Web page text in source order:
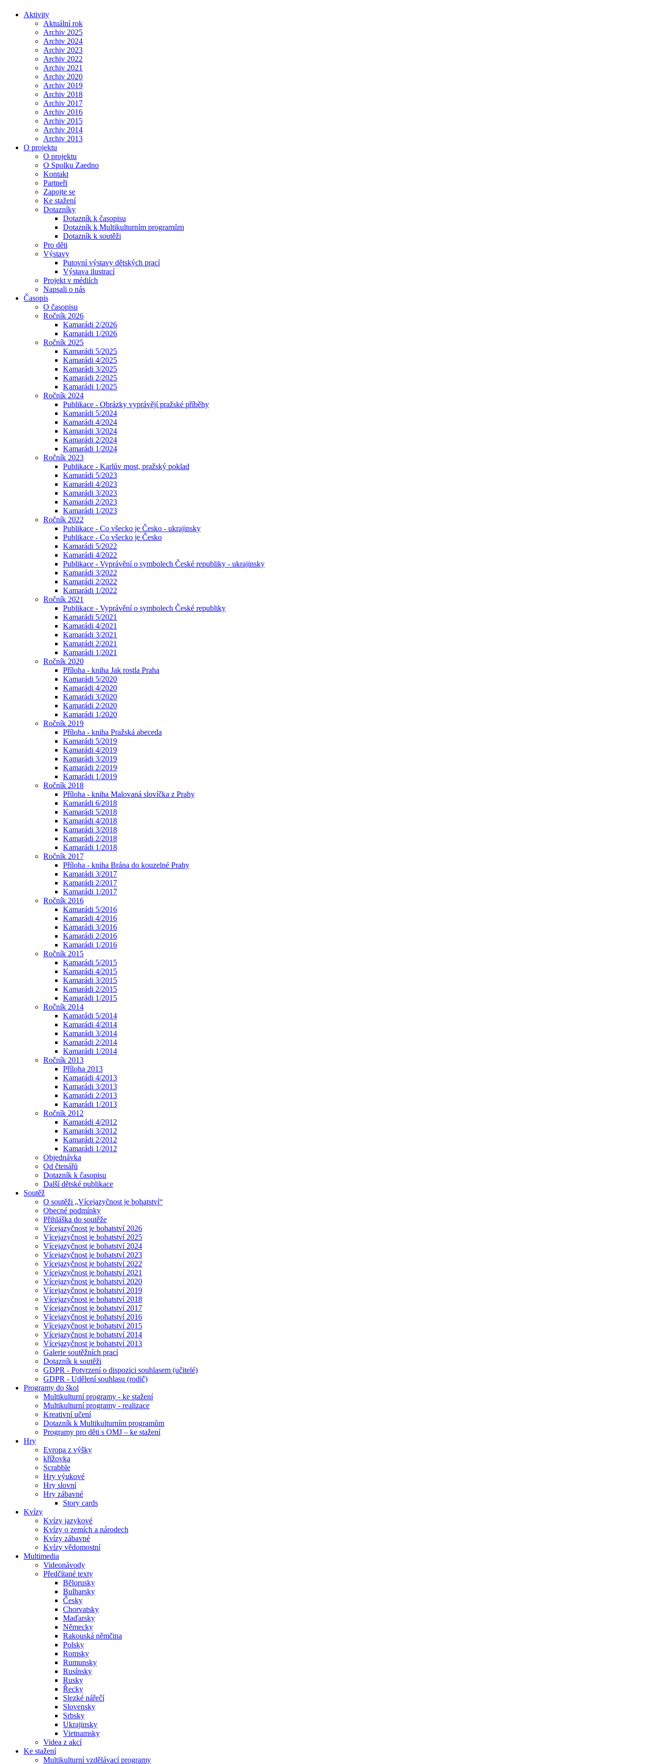
Aktivity
Aktuální rok
Archiv 2025
Archiv 2024
Archiv 2023
Archiv 2022
Archiv 2021
Archiv 2020
Archiv 2019
Archiv 2018
Archiv 2017
Archiv 2016
Archiv 2015
Archiv 2014
Archiv 2013
O projektu
O projektu
O Spolku Zaedno
Kontakt
Partneři
Zapojte se
Ke stažení
Dotazníky
Dotazník k časopisu
Dotazník k Multikulturním programům
Dotazník k soutěži
Pro děti
Výstavy
Putovní výstavy dětských prací
Výstava ilustrací
Projekt v médiích
Napsali o nás
Časopis
O časopisu
Ročník 2026
Kamarádi 2/2026
Kamarádi 1/2026
Ročník 2025
Kamarádi 5/2025
Kamarádi 4/2025
Kamarádi 3/2025
Kamarádi 2/2025
Kamarádi 1/2025
Ročník 2024
Publikace - Obrázky vyprávějí pražské příběhy
Kamarádi 5/2024
Kamarádi 4/2024
Kamarádi 3/2024
Kamarádi 2/2024
Kamarádi 1/2024
Ročník 2023
Publikace - Karlův most, pražský poklad
Kamarádi 5/2023
Kamarádi 4/2023
Kamarádi 3/2023
Kamarádi 2/2023
Kamarádi 1/2023
Ročník 2022
Publikace - Co všecko je Česko - ukrajinsky
Publikace - Co všecko je Česko
Kamarádi 5/2022
Kamarádi 4/2022
Publikace - Vyprávění o symbolech České republiky - ukrajinsky
Kamarádi 3/2022
Kamarádi 2/2022
Kamarádi 1/2022
Ročník 2021
Publikace - Vyprávění o symbolech České republiky
Kamarádi 5/2021
Kamarádi 4/2021
Kamarádi 3/2021
Kamarádi 2/2021
Kamarádi 1/2021
Ročník 2020
Příloha - kniha Jak rostla Praha
Kamarádi 5/2020
Kamarádi 4/2020
Kamarádi 3/2020
Kamarádi 2/2020
Kamarádi 1/2020
Ročník 2019
Příloha - kniha Pražská abeceda
Kamarádi 5/2019
Kamarádi 4/2019
Kamarádi 3/2019
Kamarádi 2/2019
Kamarádi 1/2019
Ročník 2018
Příloha - kniha Malovaná slovíčka z Prahy
Kamarádi 6/2018
Kamarádi 5/2018
Kamarádi 4/2018
Kamarádi 3/2018
Kamarádi 2/2018
Kamarádi 1/2018
Ročník 2017
Příloha - kniha Brána do kouzelné Prahy
Kamarádi 3/2017
Kamarádi 2/2017
Kamarádi 1/2017
Ročník 2016
Kamarádi 5/2016
Kamarádi 4/2016
Kamarádi 3/2016
Kamarádi 2/2016
Kamarádi 1/2016
Ročník 2015
Kamarádi 5/2015
Kamarádi 4/2015
Kamarádi 3/2015
Kamarádi 2/2015
Kamarádi 1/2015
Ročník 2014
Kamarádi 5/2014
Kamarádi 4/2014
Kamarádi 3/2014
Kamarádi 2/2014
Kamarádi 1/2014
Ročník 2013
Příloha 2013
Kamarádi 4/2013
Kamarádi 3/2013
Kamarádi 2/2013
Kamarádi 1/2013
Ročník 2012
Kamarádi 4/2012
Kamarádi 3/2012
Kamarádi 2/2012
Kamarádi 1/2012
Objednávka
Od čtenářů
Dotazník k časopisu
Další dětské publikace
Soutěž
O soutěži „Vícejazyčnost je bohatství“
Obecné podmínky
Přihláška do soutěže
Vícejazyčnost je bohatství 2026
Vícejazyčnost je bohatství 2025
Vícejazyčnost je bohatství 2024
Vícejazyčnost je bohatství 2023
Vícejazyčnost je bohatství 2022
Vícejazyčnost je bohatství 2021
Vícejazyčnost je bohatství 2020
Vícejazyčnost je bohatství 2019
Vícejazyčnost je bohatství 2018
Vícejazyčnost je bohatství 2017
Vícejazyčnost je bohatství 2016
Vícejazyčnost je bohatství 2015
Vícejazyčnost je bohatství 2014
Vícejazyčnost je bohatství 2013
Galerie soutěžních prací
Dotazník k soutěži
GDPR - Potvrzení o dispozici souhlasem (učitelé)
GDPR - Udělení souhlasu (rodič)
Programy do škol
Multikulturní programy - ke stažení
Multikulturní programy - realizace
Kreativní učení
Dotazník k Multikulturním programům
Programy pro děti s OMJ – ke stažení
Hry
Evropa z výšky
křížovka
Scrabble
Hry výukové
Hry slovní
Hry zábavné
Story cards
Kvízy
Kvízy jazykové
Kvízy o zemích a národech
Kvízy zábavné
Kvízy vědomostní
Multimedia
Videonávody
Předčítané texty
Bělorusky
Bulharsky
Česky
Chorvatsky
Maďarsky
Německy
Rakouská němčina
Polsky
Romsky
Rumunsky
Rusínsky
Rusky
Řecky
Slezké nářečí
Slovensky
Srbsky
Ukrajinsky
Vietnamsky
Videa z akcí
Ke stažení
Multikulturní vzdělávací programy